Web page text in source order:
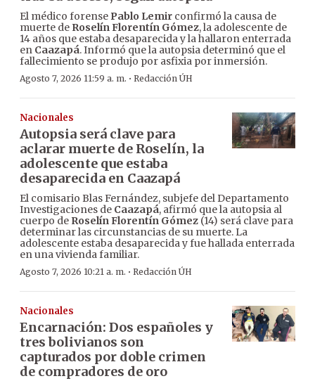
El médico forense Pablo Lemir confirmó la causa de
muerte de Roselín Florentín Gómez, la adolescente de
14 años que estaba desaparecida y la hallaron enterrada
en Caazapá. Informó que la autopsia determinó que el
fallecimiento se produjo por asfixia por inmersión.
Agosto 7, 2026 11:59 a. m. · Redacción ÚH
Nacionales
Autopsia será clave para
aclarar muerte de Roselín, la
adolescente que estaba
desaparecida en Caazapá
El comisario Blas Fernández, subjefe del Departamento
Investigaciones de Caazapá, afirmó que la autopsia al
cuerpo de Roselín Florentín Gómez (14) será clave para
determinar las circunstancias de su muerte. La
adolescente estaba desaparecida y fue hallada enterrada
en una vivienda familiar.
Agosto 7, 2026 10:21 a. m. · Redacción ÚH
Nacionales
Encarnación: Dos españoles y
tres bolivianos son
capturados por doble crimen
de compradores de oro